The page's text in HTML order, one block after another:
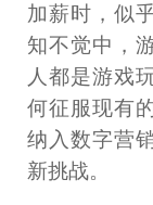
加薪时，似
知不觉中，
人都是游戏
何征服现有
纳入数字营
新挑战。